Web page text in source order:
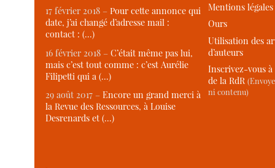
17 février 2018 –Pour cette annonce qui
date, j’ai changé d’adresse mail :
contact : (…)
16 février 2018 –C’était même pas lui,
mais c’est tout comme : c’est Aurélie
Filipetti qui a (…)
29 août 2017 –Encore un grand merci à
la Revue des Ressources, à Louise
Desrenards et (…)
Mentions légales
Ours
Utilisation des
d’auteurs
Inscrivez-vous
de la RdR
ni contenu)